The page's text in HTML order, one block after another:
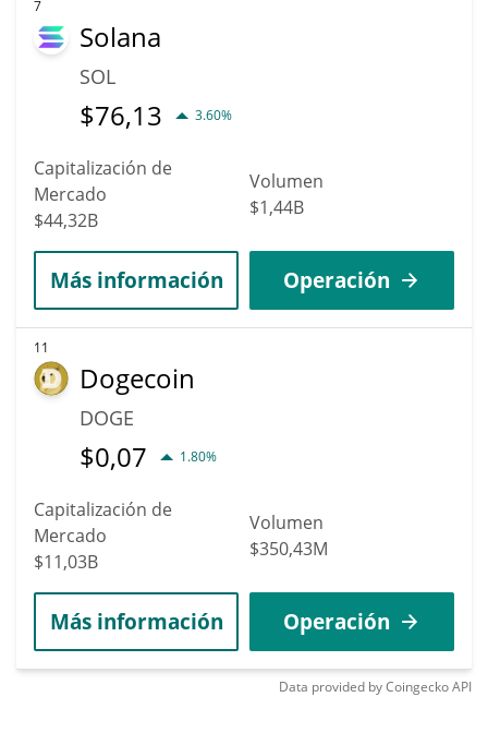
7
Solana
SOL
$76,13 3.60%
Capitalización de
Mercado
$44,32B
Volumen
$1,44B
Más información Operación
11
Dogecoin
DOGE
$0,07 1.80%
Capitalización de
Mercado
$11,03B
Volumen
$350,43M
Más información Operación
Data provided byCoingeckoAPI